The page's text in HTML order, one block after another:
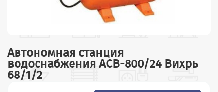
Автономная станция
водоснабжения АСВ-800/24 Вихрь
68/1/2